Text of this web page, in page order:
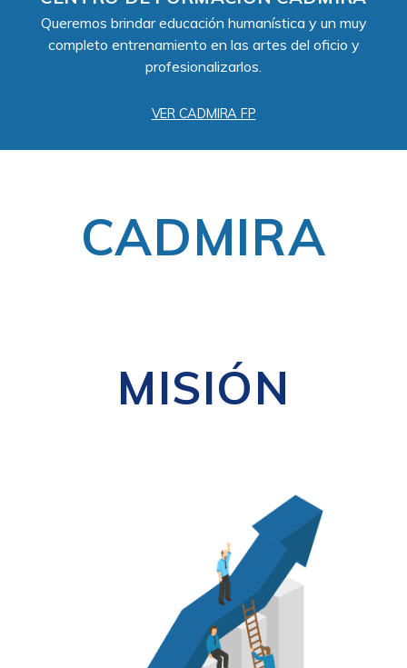
Queremos brindar educación humanística y un muy
completo entrenamiento en las artes del oficio y
profesionalizarlos.
VER CADMIRA FP
CADMIRA
MISIÓN